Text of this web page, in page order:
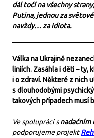
dál točí na všechny
Putina, jednou za
navždy… za idiota.
Válka na Ukrajině
liniích. Zasáhla i děti – ty,
i o zdraví. Některé z nich
s dlouhodobými
takových případech musí
Ve spolupráci snadačním
podporujeme projekt